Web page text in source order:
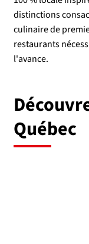
distinctions
culinaire de
restaurants
l'avance.
Québec